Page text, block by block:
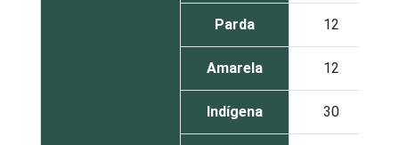
Parda 12
Amarela 12
Indígena 30